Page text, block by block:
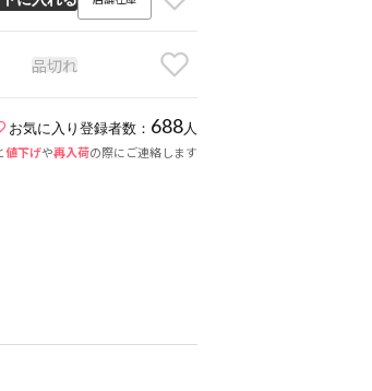
品切れ
お気に入り登録者数： 688 人
値下げや再入荷の際にご連絡します